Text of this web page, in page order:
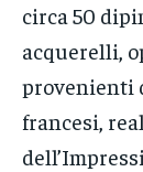
circa 50
acquerelli,
provenienti
francesi,